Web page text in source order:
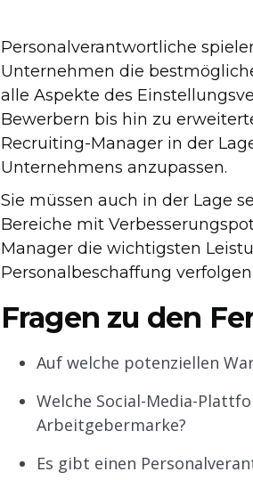
Personalverantwortliche
Unternehmen die
alle Aspekte des
Bewerbern bis hin zu
Recruiting-Manager in der
Unternehmens anzupassen.
Sie müssen auch in der Lage
Bereiche mit
Manager die wichtigsten
Personalbeschaffung
Fragen zu den
Auf welche potenziellen
Welche Social-Media-
Arbeitgebermarke?
Es gibt einen